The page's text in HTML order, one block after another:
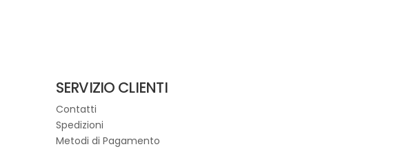
SERVIZIO CLIENTI
Contatti
Spedizioni
Metodi di Pagamento